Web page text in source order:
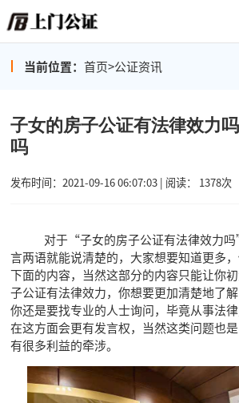
当前位置： 首页>公证资讯
子女的房子公证有法律效力
吗
发布时间：2021-09-16 06:07:03 | 阅读： 1378次
对于“子女的房子公证有法律效力吗
言两语就能说清楚的，大家想要知道更多
下面的内容，当然这部分的内容只能让你
子公证有法律效力，你想要更加清楚地了
你还是要找专业的人士询问，毕竟从事法
在这方面会更有发言权，当然这类问题也
有很多利益的牵涉。